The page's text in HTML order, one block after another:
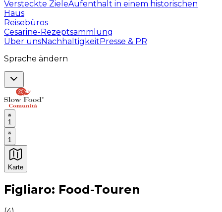
Versteckte ZieleAufenthalt in einem historischen
Haus
Reisebüros
Cesarine-Rezeptsammlung
Über unsNachhaltigkeitPresse & PR
Sprache ändern
1
1
Karte
Unvergessliche kulinarische Erlebnisse:
Figliaro: Food-Touren